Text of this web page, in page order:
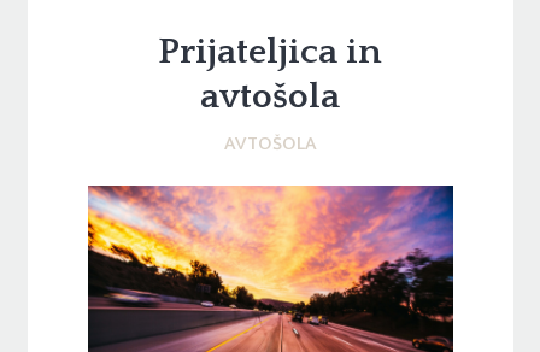
Prijateljica in
avtošola
AVTOŠOLA